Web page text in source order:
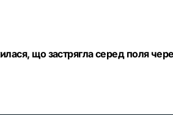
що застрягла серед поля